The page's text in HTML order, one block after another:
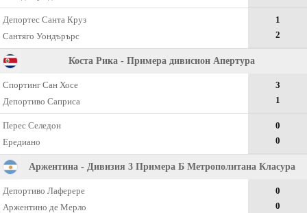
Депортес Санта Круз
Сантяго Уондърърс
1
2
Коста Рика - Примера дивисион Апертура
Спортинг Сан Хосе
Депортиво Саприса
3
1
Перес Селедон
Ередиано
0
0
Аржентина - Дивизия 3 Примера Б Метрополитана Класура
Депортиво Лаферере
Аржентино де Мерло
0
0